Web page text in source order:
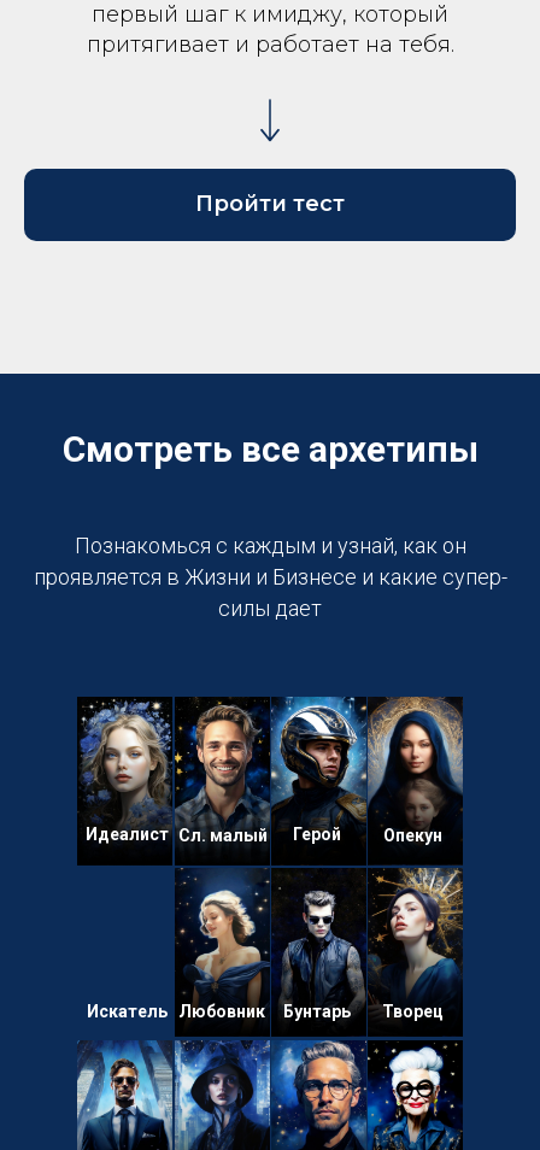
первый шаг к имиджу, который
притягивает и работает на тебя.
Пройти тест
Смотреть все архетипы
Познакомься с каждым и узнай, как он
проявляется в Жизни и Бизнесе и какие супер-
силы дает
Идеалист Сл. малый Герой Опекун
Искатель Любовник Бунтарь Творец
Подпишись набот Архетипиума
в Телеграм и получи Гайд
Бесплатный гайд «КАК
ТРАНСЛИРОВАТЬ СВОЙ